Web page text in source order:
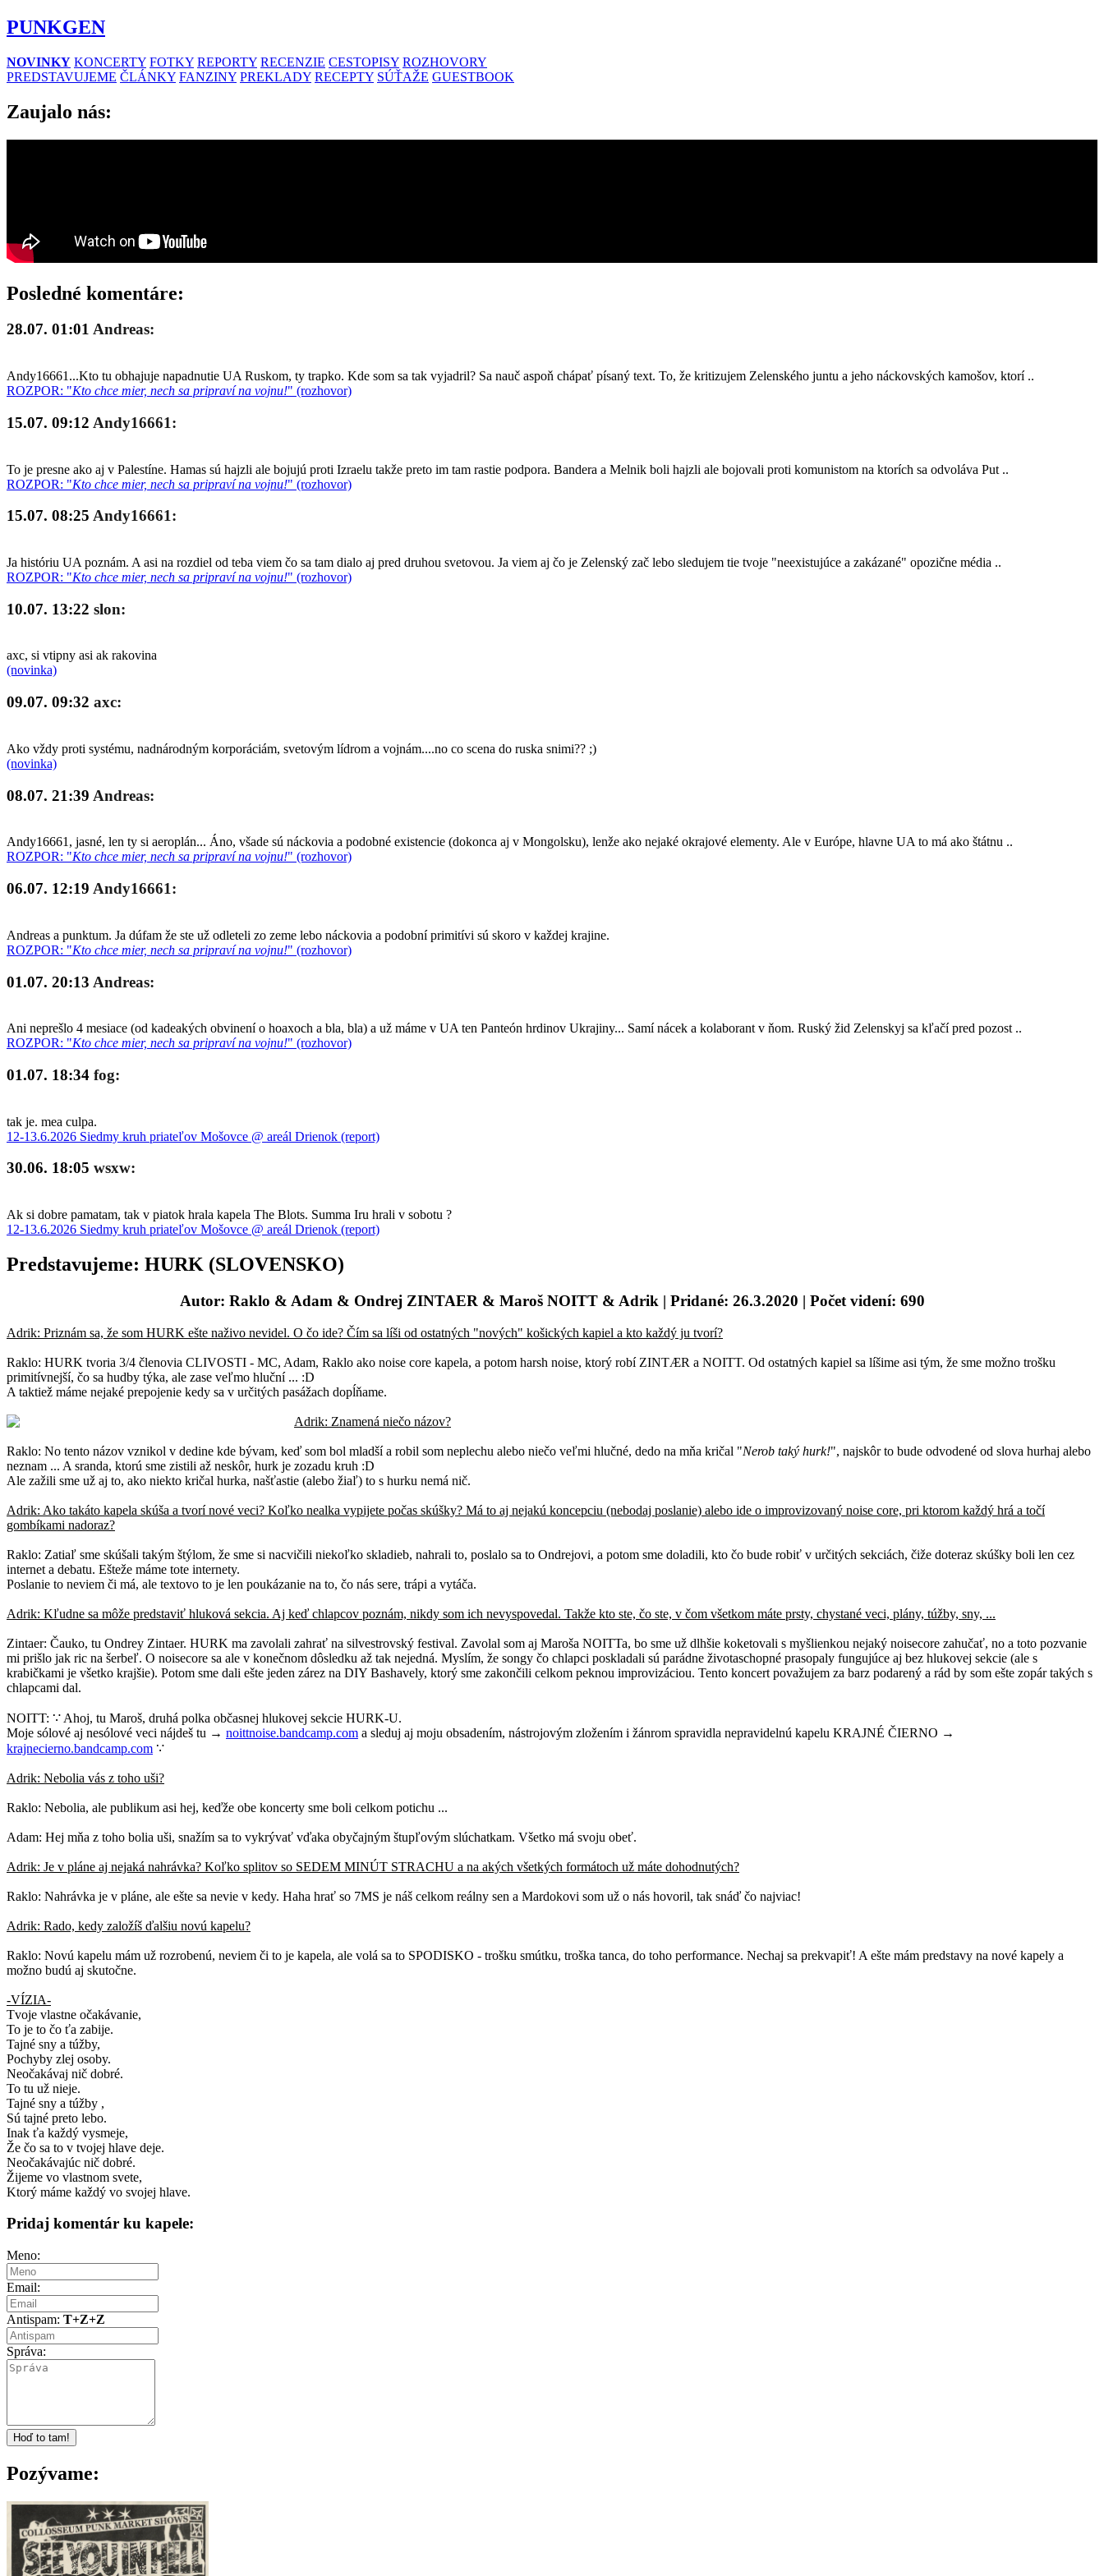
PUNKGEN
NOVINKY KONCERTY FOTKY REPORTY RECENZIE CESTOPISY ROZHOVORY
PREDSTAVUJEME ČLÁNKY FANZINY PREKLADY RECEPTY SÚŤAŽE GUESTBOOK
Zaujalo nás:
Posledné komentáre:
28.07. 01:01 Andreas:
Andy16661...Kto tu obhajuje napadnutie UA Ruskom, ty trapko. Kde som sa tak vyjadril? Sa nauč aspoň chápať písaný text. To, že kritizujem Zelenského juntu a jeho náckovských kamošov, ktorí ..
ROZPOR: "Kto chce mier, nech sa pripraví na vojnu!" (rozhovor)
15.07. 09:12 Andy16661:
To je presne ako aj v Palestíne. Hamas sú hajzli ale bojujú proti Izraelu takže preto im tam rastie podpora. Bandera a Melnik boli hajzli ale bojovali proti komunistom na ktorích sa odvoláva Put ..
ROZPOR: "Kto chce mier, nech sa pripraví na vojnu!" (rozhovor)
15.07. 08:25 Andy16661:
Ja históriu UA poznám. A asi na rozdiel od teba viem čo sa tam dialo aj pred druhou svetovou. Ja viem aj čo je Zelenský zač lebo sledujem tie tvoje "neexistujúce a zakázané" opozične média ..
ROZPOR: "Kto chce mier, nech sa pripraví na vojnu!" (rozhovor)
10.07. 13:22 slon:
axc, si vtipny asi ak rakovina
(novinka)
09.07. 09:32 axc:
Ako vždy proti systému, nadnárodným korporáciám, svetovým lídrom a vojnám....no co scena do ruska snimi?? ;)
(novinka)
08.07. 21:39 Andreas:
Andy16661, jasné, len ty si aeroplán... Áno, všade sú náckovia a podobné existencie (dokonca aj v Mongolsku), lenže ako nejaké okrajové elementy. Ale v Európe, hlavne UA to má ako štátnu ..
ROZPOR: "Kto chce mier, nech sa pripraví na vojnu!" (rozhovor)
06.07. 12:19 Andy16661:
Andreas a punktum. Ja dúfam že ste už odleteli zo zeme lebo náckovia a podobní primitívi sú skoro v každej krajine.
ROZPOR: "Kto chce mier, nech sa pripraví na vojnu!" (rozhovor)
01.07. 20:13 Andreas:
Ani neprešlo 4 mesiace (od kadeakých obvinení o hoaxoch a bla, bla) a už máme v UA ten Panteón hrdinov Ukrajiny... Samí nácek a kolaborant v ňom. Ruský žid Zelenskyj sa kľačí pred pozost ..
ROZPOR: "Kto chce mier, nech sa pripraví na vojnu!" (rozhovor)
01.07. 18:34 fog:
tak je. mea culpa.
12-13.6.2026 Siedmy kruh priateľov Mošovce @ areál Drienok (report)
30.06. 18:05 wsxw:
Ak si dobre pamatam, tak v piatok hrala kapela The Blots. Summa Iru hrali v sobotu ?
12-13.6.2026 Siedmy kruh priateľov Mošovce @ areál Drienok (report)
Predstavujeme: HURK (SLOVENSKO)
Autor: Raklo & Adam & Ondrej ZINTAER & Maroš NOITT & Adrik | Pridané: 26.3.2020 | Počet videní: 690
Adrik: Priznám sa, že som HURK ešte naživo nevidel. O čo ide? Čím sa líši od ostatných "nových" košických kapiel a kto každý ju tvorí?
Raklo: HURK tvoria 3/4 členovia CLIVOSTI - MC, Adam, Raklo ako noise core kapela, a potom harsh noise, ktorý robí ZINTÆR a NOITT. Od ostatných kapiel sa líšime asi tým, že sme možno trošku
primitívnejší, čo sa hudby týka, ale zase veľmo hluční ... :D
A taktiež máme nejaké prepojenie kedy sa v určitých pasážach dopĺňame.
Adrik: Znamená niečo názov?
Raklo: No tento názov vznikol v dedine kde bývam, keď som bol mladší a robil som neplechu alebo niečo veľmi hlučné, dedo na mňa kričal "Nerob taký hurk!", najskôr to bude odvodené od slova hurhaj alebo
neznam ... A sranda, ktorú sme zistili až neskôr, hurk je zozadu kruh :D
Ale zažili sme už aj to, ako niekto kričal hurka, našťastie (alebo žiaľ) to s hurku nemá nič.
Adrik: Ako takáto kapela skúša a tvorí nové veci? Koľko nealka vypijete počas skúšky? Má to aj nejakú koncepciu (nebodaj poslanie) alebo ide o improvizovaný noise core, pri ktorom každý hrá a točí
gombíkami nadoraz?
Raklo: Zatiaľ sme skúšali takým štýlom, že sme si nacvičili niekoľko skladieb, nahrali to, poslalo sa to Ondrejovi, a potom sme doladili, kto čo bude robiť v určitých sekciách, čiže doteraz skúšky boli len cez
internet a debatu. Ešteže máme tote internety.
Poslanie to neviem či má, ale textovo to je len poukázanie na to, čo nás sere, trápi a vytáča.
Adrik: Kľudne sa môže predstaviť hluková sekcia. Aj keď chlapcov poznám, nikdy som ich nevyspovedal. Takže kto ste, čo ste, v čom všetkom máte prsty, chystané veci, plány, túžby, sny, ...
Zintaer: Čauko, tu Ondrey Zintaer. HURK ma zavolali zahrať na silvestrovský festival. Zavolal som aj Maroša NOITTa, bo sme už dlhšie koketovali s myšlienkou nejaký noisecore zahučať, no a toto pozvanie
mi prišlo jak ric na šerbeľ. O noisecore sa ale v konečnom dôsledku až tak nejedná. Myslím, že songy čo chlapci poskladali sú parádne životaschopné prasopaly fungujúce aj bez hlukovej sekcie (ale s
krabičkami je všetko krajšie). Potom sme dali ešte jeden zárez na DIY Bashavely, ktorý sme zakončili celkom peknou improvizáciou. Tento koncert považujem za barz podarený a rád by som ešte zopár takých s
chlapcami dal.
NOITT: ∵ Ahoj, tu Maroš, druhá polka občasnej hlukovej sekcie HURK-U.
Moje sólové aj nesólové veci nájdeš tu → noittnoise.bandcamp.com a sleduj aj moju obsadením, nástrojovým zložením i žánrom spravidla nepravidelnú kapelu KRAJNÉ ČIERNO →
krajnecierno.bandcamp.com ∵
Adrik: Nebolia vás z toho uši?
Raklo: Nebolia, ale publikum asi hej, keďže obe koncerty sme boli celkom potichu ...
Adam: Hej mňa z toho bolia uši, snažím sa to vykrývať vďaka obyčajným štupľovým slúchatkam. Všetko má svoju obeť.
Adrik: Je v pláne aj nejaká nahrávka? Koľko splitov so SEDEM MINÚT STRACHU a na akých všetkých formátoch už máte dohodnutých?
Raklo: Nahrávka je v pláne, ale ešte sa nevie v kedy. Haha hrať so 7MS je náš celkom reálny sen a Mardokovi som už o nás hovoril, tak snáď čo najviac!
Adrik: Rado, kedy založíš ďalšiu novú kapelu?
Raklo: Novú kapelu mám už rozrobenú, neviem či to je kapela, ale volá sa to SPODISKO - trošku smútku, troška tanca, do toho performance. Nechaj sa prekvapiť! A ešte mám predstavy na nové kapely a
možno budú aj skutočne.
-VÍZIA-
Tvoje vlastne očakávanie,
To je to čo ťa zabije.
Tajné sny a túžby,
Pochyby zlej osoby.
Neočakávaj nič dobré.
To tu už nieje.
Tajné sny a túžby ,
Sú tajné preto lebo.
Inak ťa každý vysmeje,
Že čo sa to v tvojej hlave deje.
Neočakávajúc nič dobré.
Žijeme vo vlastnom svete,
Ktorý máme každý vo svojej hlave.
Pridaj komentár ku kapele:
Meno:
Email:
Antispam: T+Z+Z
Správa:
Pozývame: